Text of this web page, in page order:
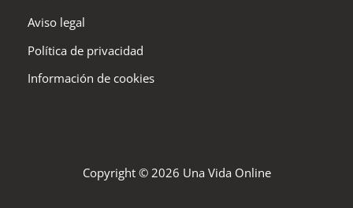
Aviso legal
Política de privacidad
Información de cookies
Copyright © 2026 Una Vida Online